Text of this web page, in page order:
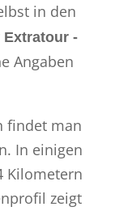
in den
Extratour -
Angaben
findet man
In einigen
Kilometern
zeigt